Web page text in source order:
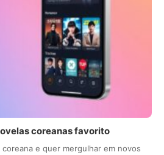
coreanas favorito
e quer mergulhar em novos